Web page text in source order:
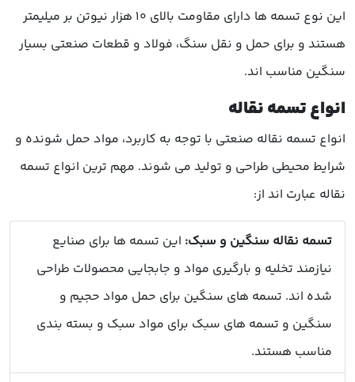
این نوع تسمه ها دارای مقاومت بالای ۱۰ هزار نیوتن بر میلیمتر
هستند و برای حمل و نقل سنگ، فولاد و قطعات صنعتی بسیار
سنگین مناسب اند.
انواع تسمه نقاله
انواع تسمه نقاله صنعتی با توجه به کاربرد، مواد حمل شونده و
شرایط محیطی طراحی و تولید می شوند. مهم ترین انواع تسمه
نقاله عبارت اند از:
تسمه نقاله سنگین و سبک: این تسمه ها برای صنایع
نیازمند تخلیه و بارگیری مواد و جابجایی محصولات طراحی
شده اند. تسمه های سنگین برای حمل مواد حجیم و
سنگین و تسمه های سبک برای مواد سبک و بسته بندی
مناسب هستند.